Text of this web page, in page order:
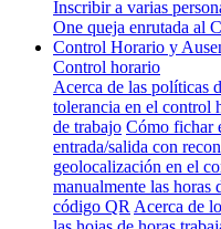
Inscribir a varias
One queja enrutada al
Control Horario y
Control horario
Acerca de las políticas
tolerancia en el control
de trabajo Cómo fichar
entrada/salida con
geolocalización en el
manualmente las horas
código QR Acerca de